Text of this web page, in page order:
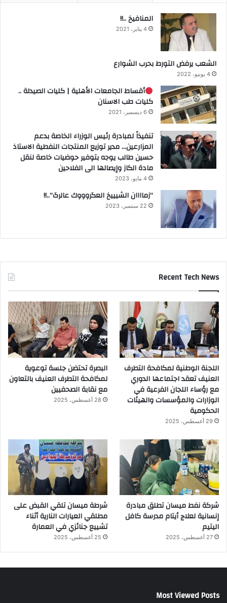
المنافيخ ..!!
4 يناير، 2021
الشعب يرفض التورط بحرب الشوارع
4 يونيو، 2022
أقساط الجامعات الأهلية | كليات الصيدلة ..
كليات طب الاسنان
6 ديسمبر، 2021
تنفيذاً لمبادرة رئيس الوزراء الخاصة بدعم
المزارعين… مدير توزيع المنتجات النفطية الاستاذ
حسين طالب يوجه بتوفير حوضيات خاصة لنقل
مادة الكاز وإيصالها الى الفلاحين
4 مايو، 2023
“زماااان الشيييخ العگروووك عالرگ”..!!
22 سبتمبر، 2023
Recent Tech News
اللجنة الوطنية لمكافحة التطرف
العنيف تعقد اجتماعها الدوري
مع رؤساء اللجان الفرعية في
الوزارات والمؤسسات والهيئات
الحكومية
29 أغسطس، 2025
البصرة تحتضن جلسة توعوية
لمكافحة التطرف العنيف بالتعاون
مع نقابة الصحفيين
28 أغسطس، 2025
شركة نفط ميسان تطلق مبادرة
إنسانية لعلاج أيتام مدرسة كافل
اليتيم
27 أغسطس، 2025
شرطة ميسان تلقي القبض على
مطلقي العيارات النارية أثناء
تشييع جنائزي في العمارة
25 أغسطس، 2025
Most Viewed Posts